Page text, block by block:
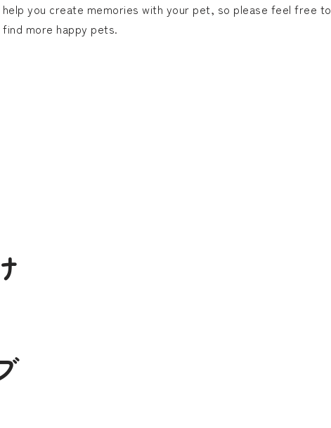
help you create memories with your pet, so please feel free to
more happy pets.